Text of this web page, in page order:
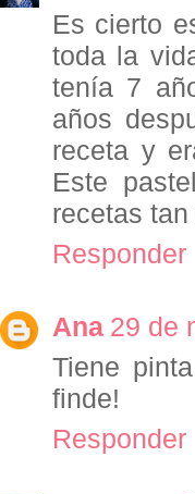
Es cierto
toda la
tenía 7
años
receta y
Este
recetas
Responder
Ana 29 de
Tiene
finde!
Responder